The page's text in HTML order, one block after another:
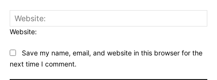
Website:
Save my name, email, and website in this browser for the
next time I comment.